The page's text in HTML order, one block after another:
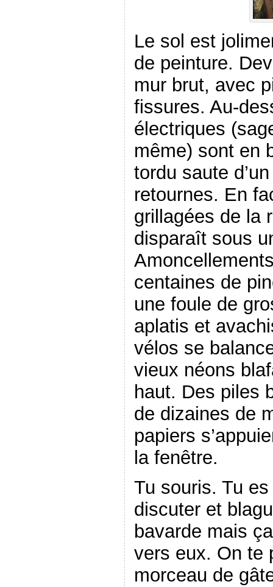
Le sol est
de peinture.
mur brut, avec
fissures. Au-
électriques
même) sont en
tordu saute
retournes. En
grillagées de la
disparaît sous
centaines de
une foule de
aplatis et
vélos se
vieux néons
haut. Des piles
de dizaines de
papiers
la fenêtre.
Tu souris. Tu
discuter et
bavarde mais
vers eux. On te
morceau de